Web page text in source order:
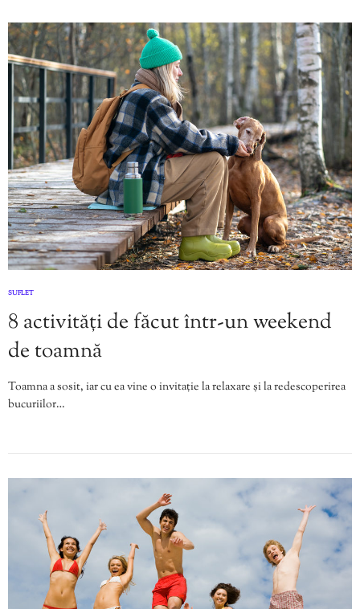
SUFLET
8 activități de făcut într-un weekend
de toamnă
Toamna a sosit, iar cu ea vine o invitație la relaxare și la redescoperirea
bucuriilor…